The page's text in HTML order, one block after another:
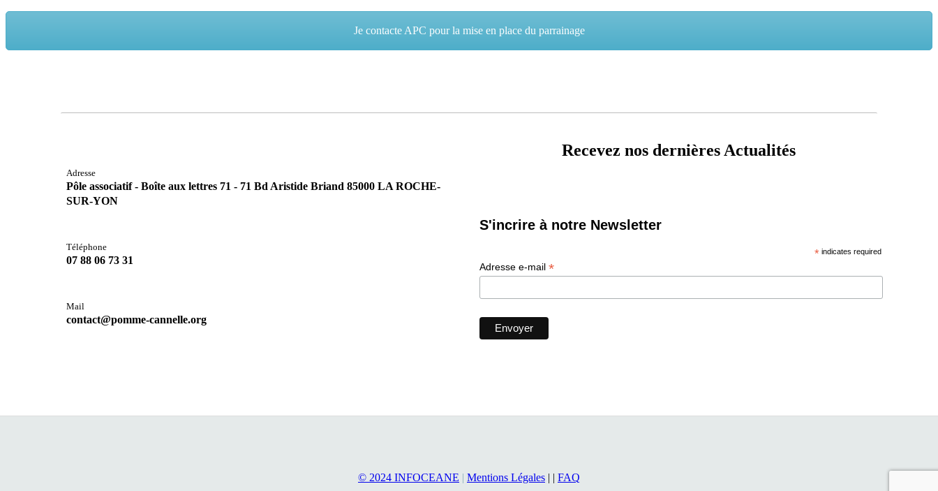
Je contacte APC pour la mise en place du parrainage
Adresse
Pôle associatif - Boîte aux lettres 71 - 71 Bd Aristide Briand 85000 LA ROCHE-
SUR-YON
Téléphone
07 88 06 73 31
Mail
contact@pomme-cannelle.org
Recevez nos dernières Actualités
S'incrire à notre Newsletter
* indicates required
Adresse e-mail *
© 2024 INFOCEANE | Mentions Légales | | FAQ